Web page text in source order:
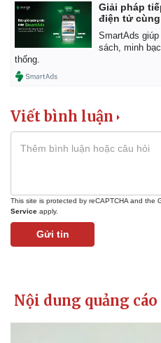
Giải pháp
điện tử
SmartAds giúp
sách, minh
thống.
Viết bình luận
This site is protected by reCAPTCHA and the
Service apply.
Gửi tin